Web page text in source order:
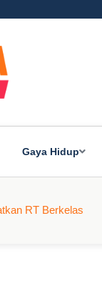
Gaya Hidup
RT Berkelas